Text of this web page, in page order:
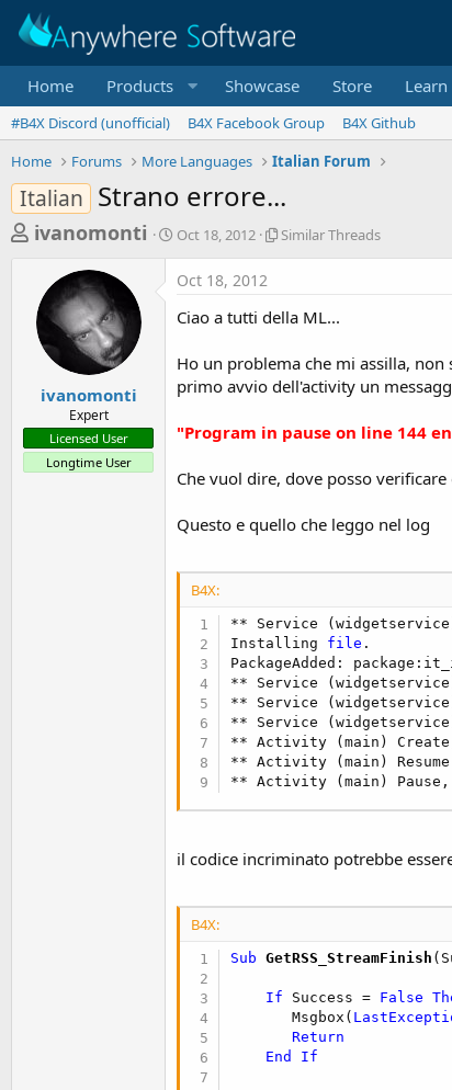
Home Products Showcase Store Learn
#B4X Discord (unofficial) B4X Facebook Group
B4X Github
Home
Forums More Languages Italian Forum
Italian Strano errore...
T
e
a
s
t
a
r
ivanomonti
S
r
d
t
e
Oct 18, 2012
S
l
a
T
h
e
a
s
Similar Threads
ivanomonti
Expert
Licensed User
Longtime User
Oct 18, 2012
Ciao a tutti della ML...
Ho un problema che mi assilla,
primo avvio dell'activity un
"Program in pause on line 144
Che vuol dire, dove posso
Questo e quello che leggo nel log
B4X:
** Service
Installing file .
PackageAdded:
** Service
** Service
** Service
** Activity (main)
** Activity (main)
** Activity (main) Pause,
il codice incriminato potrebbe
B4X:
Sub GetRSS_StreamFinish
If Success = False
       Msgbox(
Return
End
If